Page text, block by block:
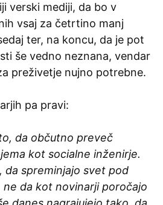
verski mediji, da bo v
vsaj za četrtino manj
ter, na koncu, da je pot
še vedno neznana, vendar
preživetje nujno potrebne.
pa pravi:
da občutno preveč
kot socialne inženirje.
da spreminjajo svet pod
da kot novinarji poročajo